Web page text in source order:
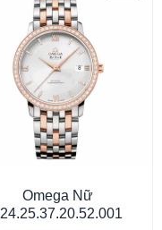
Omega Nữ